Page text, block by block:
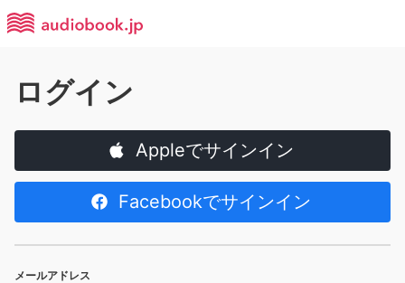
ログイン
Appleでサインイン
Facebookでサインイン
メールアドレス